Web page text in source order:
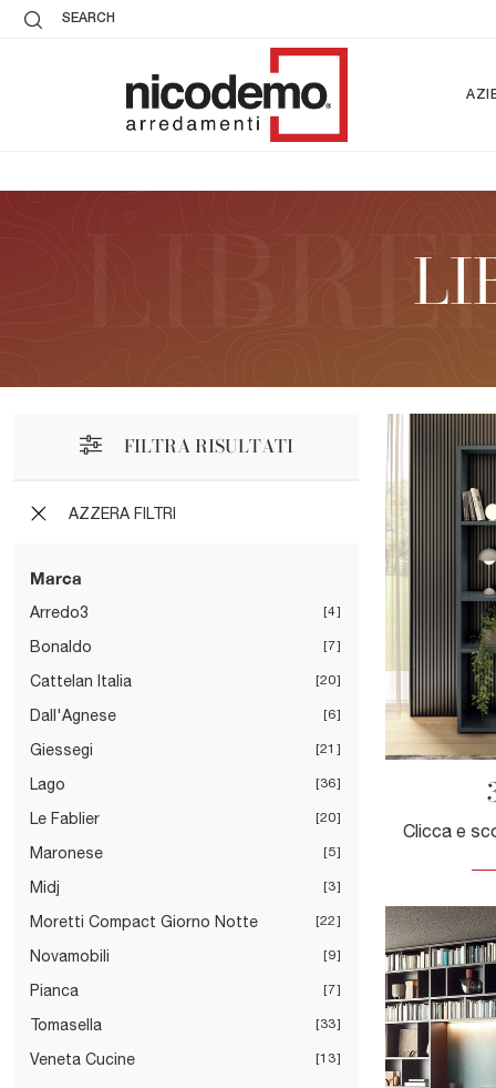
SEARCH
FILTRA RISULTATI
AZZERA FILTRI
Marca
Arredo3 4
Bonaldo 7
Cattelan Italia 20
Dall'Agnese 6
Giessegi 21
Lago 36
Le Fablier 20
Maronese 5
Midj 3
Moretti Compact Giorno Notte 22
Novamobili 9
Pianca 7
Tomasella 33
Veneta Cucine 13